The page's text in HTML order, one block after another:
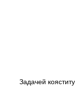
Задачей